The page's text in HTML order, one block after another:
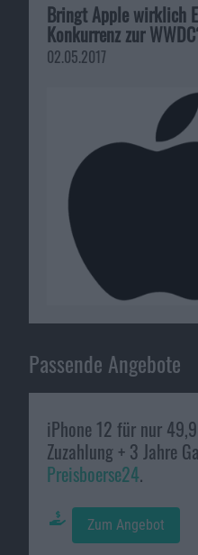
Bringt Apple wirklich
Konkurrenz zur
02.05.2017
Passende Angebote
iPhone 12 für nur
Zuzahlung + 3 Jahre
Preisboerse24.
Zum Angebot